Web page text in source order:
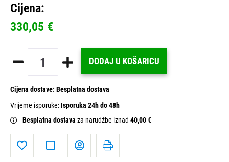
Cijena:
330,05 €
DODAJ U KOŠARICU
Cijena dostave: Besplatna dostava
Vrijeme isporuke:Isporuka 24h do 48h
Besplatna dostava za narudžbe iznad 40,00 €